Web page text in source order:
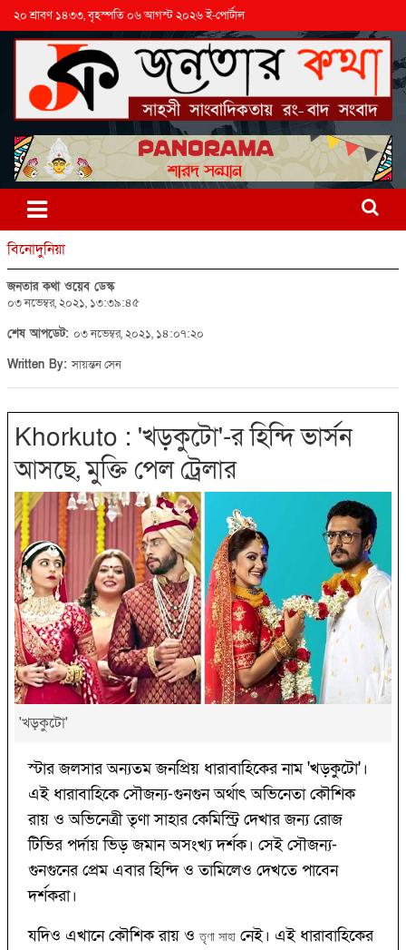
২০ শ্রাবণ ১৪৩৩, বৃহস্পতি ০৬ আগস্ট ২০২৬ ই-পোর্টাল
বিনোদুনিয়া
জনতার কথা ওয়েব ডেস্ক
০৩ নভেম্বর, ২০২১, ১৩:৩৯:৪৫
শেষ আপডেট: ০৩ নভেম্বর, ২০২১, ১৪:০৭:২০
Written By:সায়ন্তন সেন
Khorkuto : 'খড়কুটো'-র হিন্দি ভার্সন
আসছে, মুক্তি পেল ট্রেলার
'খড়কুটো'
স্টার জলসার অন্যতম জনপ্রিয় ধারাবাহিকের নাম 'খড়কুটো'।
এই ধারাবাহিকে সৌজন্য-গুনগুন অর্থাৎ অভিনেতা কৌশিক
রায় ও অভিনেত্রী তৃণা সাহার কেমিস্ট্রি দেখার জন্য রোজ
টিভির পর্দায় ভিড় জমান অসংখ্য দর্শক। সেই সৌজন্য-
গুনগুনের প্রেম এবার হিন্দি ও তামিলেও দেখতে পাবেন
দর্শকরা।
যদিও এখানে কৌশিক রায় ওতৃণা সাহা নেই। এই ধারাবাহিকের